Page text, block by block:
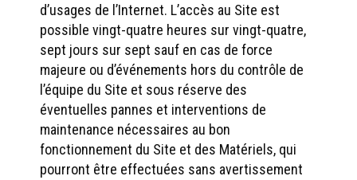
d’usages de l’Internet. L’accès au Site est
possible vingt-quatre heures sur vingt-quatre,
sept jours sur sept sauf en cas de force
majeure ou d’événements hors du contrôle de
l’équipe du Site et sous réserve des
éventuelles pannes et interventions de
maintenance nécessaires au bon
fonctionnement du Site et des Matériels, qui
pourront être effectuées sans avertissement